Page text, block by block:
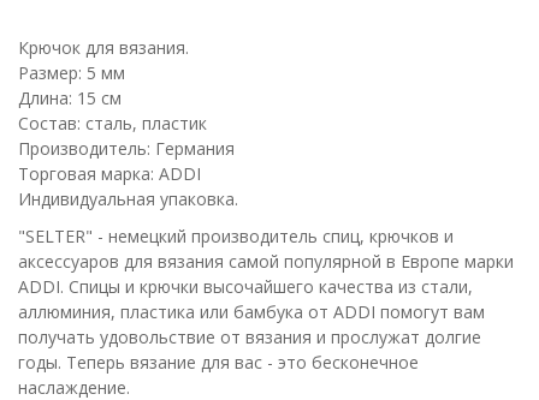
Крючок для вязания.
Размер: 5 мм
Длина: 15 см
Состав: сталь, пластик
Производитель: Германия
Торговая марка: ADDI
Индивидуальная упаковка.
"SELTER" - немецкий производитель спиц, крючков и
аксессуаров для вязания самой популярной в Европе марки
ADDI. Спицы и крючки высочайшего качества из стали,
аллюминия, пластика или бамбука от ADDI помогут вам
получать удовольствие от вязания и прослужат долгие
годы. Теперь вязание для вас - это бесконечное
наслаждение.